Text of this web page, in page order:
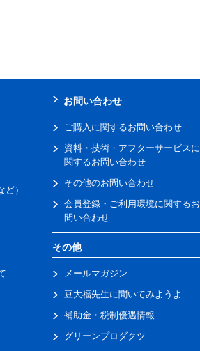
）
お問い合わせ
ご購入に関するお問い合わせ
資料・技術・アフターサービスに
関するお問い合わせ
その他のお問い合わせ
会員登録・ご利用環境に関するお
問い合わせ
その他
メールマガジン
豆大福先生に聞いてみようよ
補助金・税制優遇情報
グリーンプロダクツ